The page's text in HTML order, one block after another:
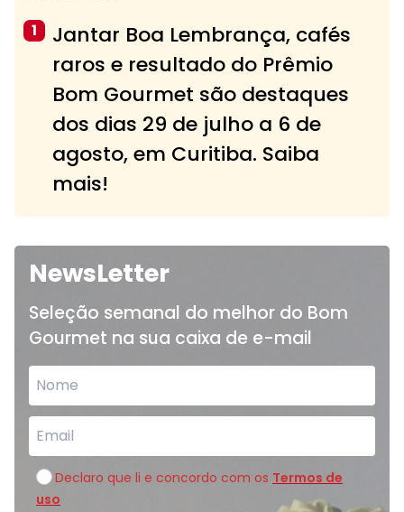
1
Jantar Boa Lembrança, cafés
raros e resultado do Prêmio
Bom Gourmet são destaques
dos dias 29 de julho a 6 de
agosto, em Curitiba. Saiba
mais!
NewsLetter
Seleção semanal do melhor do Bom
Gourmet na sua caixa de e-mail
Declaro que li e concordo com os Termos de
uso